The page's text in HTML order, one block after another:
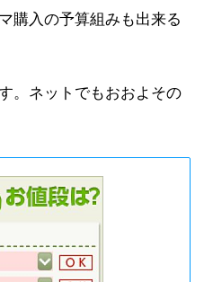
購入の予算組みも出来る
。ネットでもおおよその